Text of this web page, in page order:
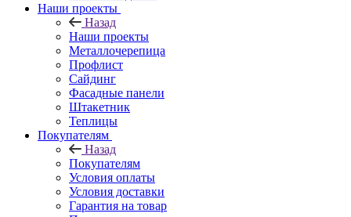
Наши проекты
Назад
Наши проекты
Металлочерепица
Профлист
Сайдинг
Фасадные панели
Штакетник
Теплицы
Покупателям
Назад
Покупателям
Условия оплаты
Условия доставки
Гарантия на товар